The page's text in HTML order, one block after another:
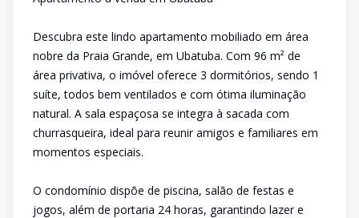
Descubra este lindo apartamento mobiliado em área
nobre da Praia Grande, em Ubatuba. Com 96 m² de
área privativa, o imóvel oferece 3 dormitórios, sendo 1
suíte, todos bem ventilados e com ótima iluminação
natural. A sala espaçosa se integra à sacada com
churrasqueira, ideal para reunir amigos e familiares em
momentos especiais.
O condomínio dispõe de piscina, salão de festas e
jogos, além de portaria 24 horas, garantindo lazer e